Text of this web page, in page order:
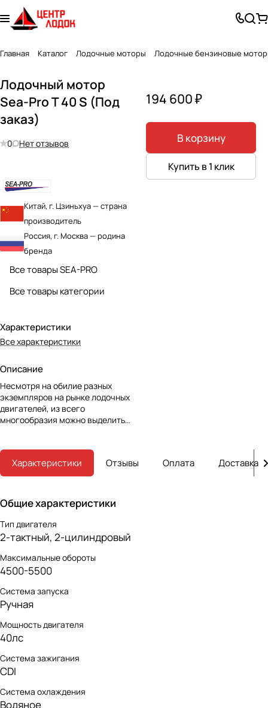
Главная Каталог Лодочные моторы Лодочные бензиновые
Лодочный мотор
Sea-Pro T 40 S (Под
заказ)
0 Нет отзывов
Китай, г. Цзиньхуа — страна
производитель
Россия, г. Москва — родина
бренда
Все товары SEA-PRO
Все товары категории
Характеристики
Все характеристики
Описание
Несмотря на обилие разных
экземпляров на рынке лодочных
двигателей, из всего
многообразия можно выделить
производителя пользуется
довольно широкой
популярностью как у
и у новичков. В течение
некоторого времени нами были
собраны отзывы покупателей о
лодочных моторах Sea-PRO (Сиа-
про), которыми мы хотим
поделиться.
194 600 ₽
В корзину
Купить в 1 клик
Характеристики Отзывы Оплата Доставка
Общие характеристики
Тип двигателя
2-тактный, 2-цилиндровый
Максимальные обороты
4500-5500
Система запуска
Ручная
Мощность двигателя
40лс
Система зажигания
CDI
Система охлаждения
Водяное